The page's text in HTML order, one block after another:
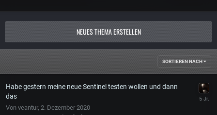
NEUES THEMA ERSTELLEN
SORTIEREN NACH
Habe gestern meine neue Sentinel testen wollen und dann
das
Von veantur, 2. Dezember 2020